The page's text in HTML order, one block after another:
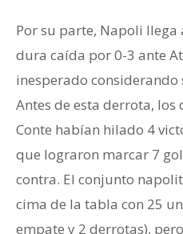
Por su parte, Napoli
dura caída por 0-3 ante
inesperado
Antes de esta derrota,
Conte habían hilado 4
que lograron marcar 7
contra. El conjunto
cima de la tabla con 25
empate y 2 derrotas),